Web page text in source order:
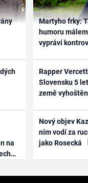
na
Martyho frky:
humoru
vypráví
Rapper
Slovensku 5
země vyhoštěn
Nový objev
ním vodí za
jako Rosecká